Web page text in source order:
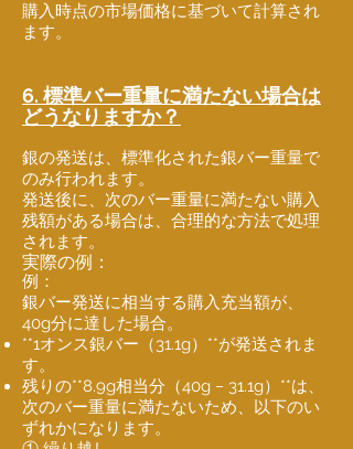
購入時点の市場価格に基づいて計算され
ます。
6. 標準バー重量に満たない場合は
どうなりますか？
銀の発送は、標準化された銀バー重量で
のみ行われます。
発送後に、次のバー重量に満たない購入
残額がある場合は、合理的な方法で処理
されます。
実際の例：
例：
銀バー発送に相当する購入充当額が、
40g分に達した場合。
**1オンス銀バー（31.1g）**が発送されま
す。
残りの**8.9g相当分（40g − 31.1g）**は、
次のバー重量に満たないため、以下のい
ずれかになります。